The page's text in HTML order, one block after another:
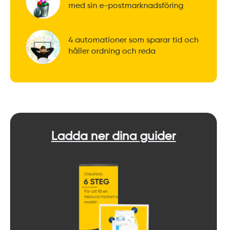
med sin e-postmarknadsföring
4 automationer som sparar tid och
håller ordning och reda
Ladda ner dina guider